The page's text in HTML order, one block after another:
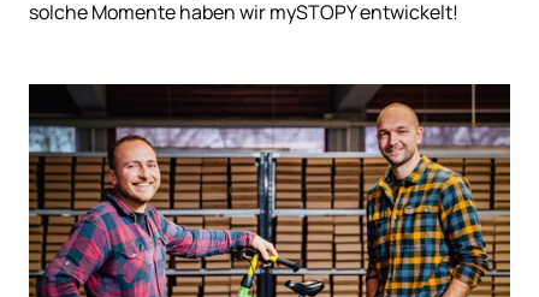
solche Momente haben wir mySTOPY entwickelt!